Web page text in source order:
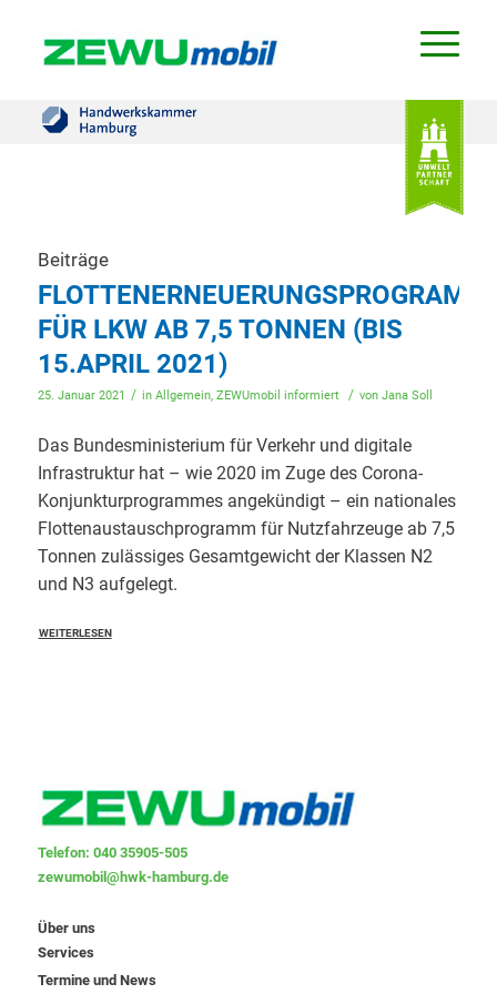
Beiträge
FLOTTENERNEUERUNGSPROGRAMM
FÜR LKW AB 7,5 TONNEN (BIS
15.APRIL 2021)
25. Januar 2021 / in Allgemein, ZEWUmobil informiert / von Jana Soll
Das Bundesministerium für Verkehr und digitale
Infrastruktur hat – wie 2020 im Zuge des Corona-
Konjunkturprogrammes angekündigt – ein nationales
Flottenaustauschprogramm für Nutzfahrzeuge ab 7,5
Tonnen zulässiges Gesamtgewicht der Klassen N2
und N3 aufgelegt.
WEITERLESEN
Telefon: 040 35905-505
zewumobil@hwk-hamburg.de
Über uns
Services
Termine und News